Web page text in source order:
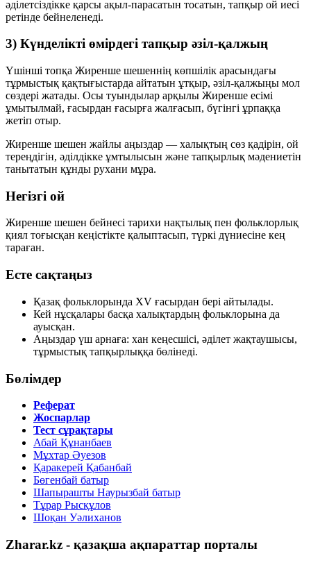
әділетсіздікке қарсы ақыл-парасатын тосатын, тапқыр ой иесі
ретінде бейнеленеді.
3) Күнделікті өмірдегі тапқыр әзіл-қалжың
Үшінші топқа Жиренше шешеннің көпшілік арасындағы
тұрмыстық қақтығыстарда айтатын ұтқыр, әзіл-қалжыңы мол
сөздері жатады. Осы туындылар арқылы Жиренше есімі
ұмытылмай, ғасырдан ғасырға жалғасып, бүгінгі ұрпаққа
жетіп отыр.
Жиренше шешен жайлы аңыздар — халықтың сөз қадірін, ой
тереңдігін, әділдікке ұмтылысын және тапқырлық мәдениетін
танытатын құнды рухани мұра.
Негізгі ой
Жиренше шешен бейнесі тарихи нақтылық пен фольклорлық
қиял тоғысқан кеңістікте қалыптасып, түркі дүниесіне кең
тараған.
Есте сақтаңыз
Қазақ фольклорында XV ғасырдан бері айтылады.
Кей нұсқалары басқа халықтардың фольклорына да
ауысқан.
Аңыздар үш арнаға: хан кеңесшісі, әділет жақтаушысы,
тұрмыстық тапқырлыққа бөлінеді.
Бөлімдер
Реферат
Жоспарлар
Тест сұрақтары
Абай Құнанбаев
Мұхтар Әуезов
Қаракерей Қабанбай
Бөгенбай батыр
Шапырашты Наурызбай батыр
Тұрар Рысқұлов
Шоқан Уәлиханов
Zharar.kz - қазақша ақпараттар порталы